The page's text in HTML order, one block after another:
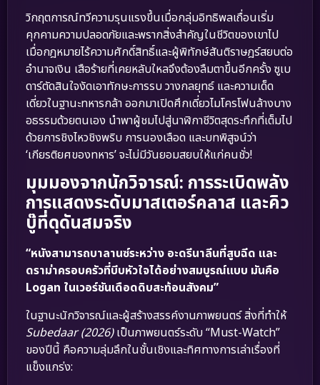
วิกฤตการณ์ทวีความรุนแรงขึ้นเมื่อกลุ่มอิทธิพลเถื่อนเริ่ม
คุกคามความปลอดภัยและพรากสิ่งสำคัญในชีวิตของเขาไป
เมื่อกฎหมายไร้ความศักดิ์สิทธิ์และผู้พิทักษ์สันติราษฎร์สยบต่อ
อำนาจเงิน เสือร้ายที่เคยหลับใหลจึงต้องลืมตาขึ้นอีกครั้ง ซูเบ
ดาร์ตัดสินใจงัดเอาทักษะการรบ วางกลยุทธ์ และความเด็ด
เดี่ยวในฐานะทหารกล้า ออกมาเปิดศึกเดี่ยวไมโครโฟนล้างบาง
อธรรมด้วยตนเอง นำพาผู้ชมไปสู่นาฬิกาชีวิตสุดระทึกที่เต็มไป
ด้วยการชิงไหวชิงพริบ การนองเลือด และบทพิสูจน์ว่า
‘เกียรติยศของทหาร’ จะไม่มีวันยอมสยบให้แก่คนชั่ว!
มุมมองจากนักวิจารณ์: การระเบิดพลัง
การแสดงระดับมาสเตอร์คลาส และคิว
บู๊ที่ดุดันสมจริง
“หนังสามารถบาลานซ์ระหว่าง อะดรีนาลีนที่สูบฉีด และ
ดราม่าครอบครัวที่บีบหัวใจได้อย่างสมบูรณ์แบบ มันคือ
Logan ในเวอร์ชันเดือดดิบสะท้อนสังคม”
ในฐานะนักวิจารณ์และผู้สร้างสรรค์งานภาพยนตร์ สิ่งที่ทำให้
Subedaar (2026)เป็นภาพยนตร์ระดับ “Must-Watch”
ของปีนี้ คือความลุ่มลึกในชั้นเชิงและทิศทางการเล่าเรื่องที่
แข็งแกร่ง: